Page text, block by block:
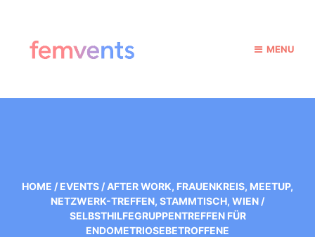
MENU
HOME / EVENTS / AFTER WORK, FRAUENKREIS, MEETUP,
NETZWERK-TREFFEN, STAMMTISCH, WIEN /
SELBSTHILFEGRUPPENTREFFEN FÜR
ENDOMETRIOSEBETROFFENE